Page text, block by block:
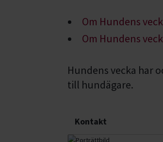
Om Hundens
Om Hundens
Hundens vecka har
till hundägare.
Kontakt